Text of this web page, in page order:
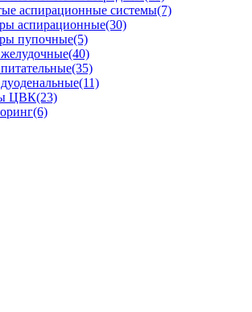
аспирационные системы(7)
аспирационные(30)
пупочные(5)
(40)
(35)
(11)
ЦВК(23)
(6)